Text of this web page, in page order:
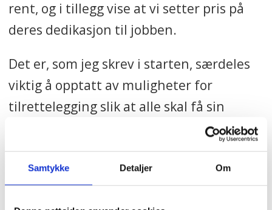
Samtykke Detaljer Om
rent, og i tillegg vise at vi setter pris på
deres dedikasjon til jobben.
Det er, som jeg skrev i starten, særdeles
viktig å opptatt av muligheter for
tilrettelegging slik at alle skal få sin
sjanse i arbeidslivet. Men samtidig må vi
huske på de langtidsfriske.
Vi må ikke glemme å sette pris på dem vi
klarer å beholde, og som kanskje er de